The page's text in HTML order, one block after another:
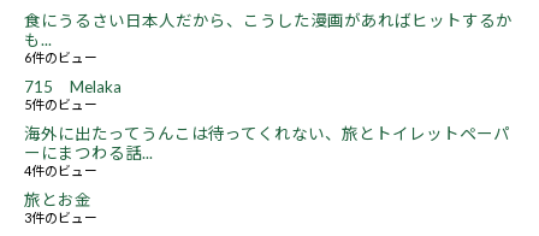
食にうるさい日本人だから、こうした漫画があればヒットするか
も...
6件のビュー
715 Melaka
5件のビュー
海外に出たってうんこは待ってくれない、旅とトイレットペーパ
ーにまつわる話...
4件のビュー
旅とお金
3件のビュー